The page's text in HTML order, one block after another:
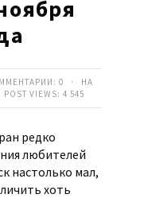
0 · НА
POST VIEWS: 4 545
редко
любителей
настолько мал,
хоть